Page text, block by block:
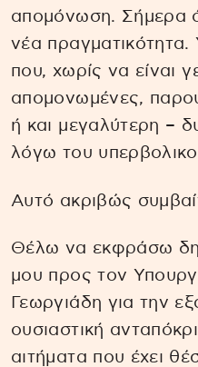
απομόνωση. Σήμερα
νέα πραγματικότητα.
που, χωρίς να είναι
απομονωμένες,
ή και μεγαλύτερη –
λόγω του
Αυτό ακριβώς
Θέλω να εκφράσω
μου προς τον
Γεωργιάδη για την
ουσιαστική
αιτήματα που έχει